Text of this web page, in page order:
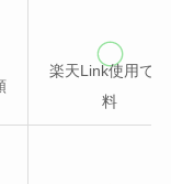
楽天Link使用で無
料